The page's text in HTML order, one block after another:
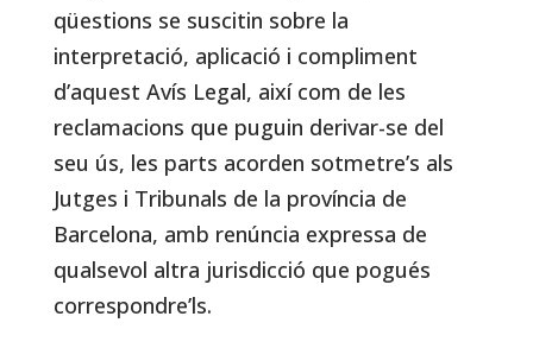
qüestions se suscitin sobre la
interpretació, aplicació i compliment
d’aquest Avís Legal, així com de les
reclamacions que puguin derivar-se del
seu ús, les parts acorden sotmetre’s als
Jutges i Tribunals de la província de
Barcelona, amb renúncia expressa de
qualsevol altra jurisdicció que pogués
correspondre’ls.